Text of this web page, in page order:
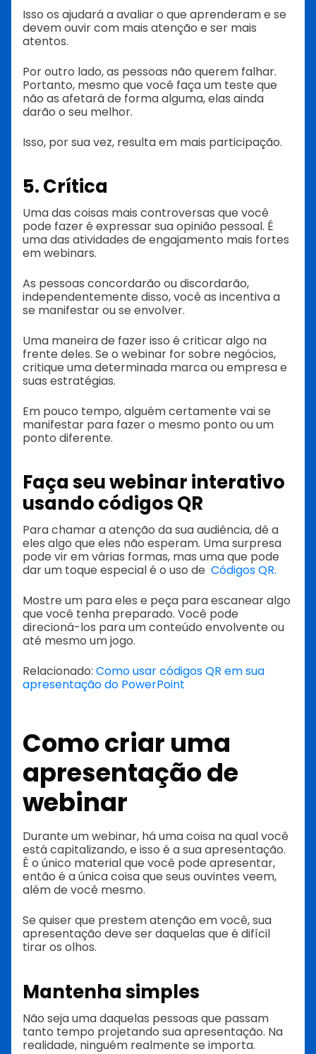
Isso os ajudará a avaliar o que aprenderam e se
devem ouvir com mais atenção e ser mais
atentos.
Por outro lado, as pessoas não querem falhar.
Portanto, mesmo que você faça um teste que
não as afetará de forma alguma, elas ainda
darão o seu melhor.
Isso, por sua vez, resulta em mais participação.
5. Crítica
Uma das coisas mais controversas que você
pode fazer é expressar sua opinião pessoal. É
uma das atividades de engajamento mais fortes
em webinars.
As pessoas concordarão ou discordarão,
independentemente disso, você as incentiva a
se manifestar ou se envolver.
Uma maneira de fazer isso é criticar algo na
frente deles. Se o webinar for sobre negócios,
critique uma determinada marca ou empresa e
suas estratégias.
Em pouco tempo, alguém certamente vai se
manifestar para fazer o mesmo ponto ou um
ponto diferente.
Faça seu webinar interativo
usando códigos QR
Para chamar a atenção da sua audiência, dê a
eles algo que eles não esperam. Uma surpresa
pode vir em várias formas, mas uma que pode
dar um toque especial é o uso de Códigos QR.
Mostre um para eles e peça para escanear algo
que você tenha preparado. Você pode
direcioná-los para um conteúdo envolvente ou
até mesmo um jogo.
Relacionado: Como usar códigos QR em sua
apresentação do PowerPoint
Como criar uma
apresentação de
webinar
Durante um webinar, há uma coisa na qual você
está capitalizando, e isso é a sua apresentação.
É o único material que você pode apresentar,
então é a única coisa que seus ouvintes veem,
além de você mesmo.
Se quiser que prestem atenção em você, sua
apresentação deve ser daquelas que é difícil
tirar os olhos.
Mantenha simples
Não seja uma daquelas pessoas que passam
tanto tempo projetando sua apresentação. Na
realidade, ninguém realmente se importa.